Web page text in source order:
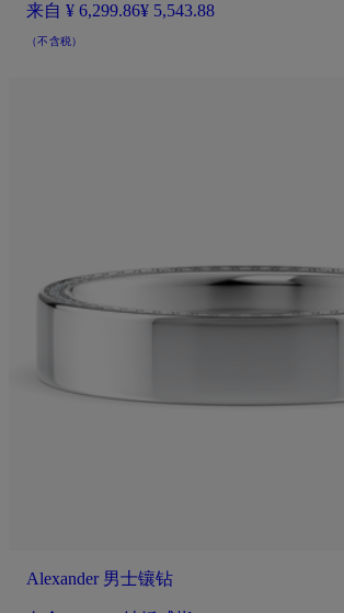
来自 ¥ 6,299.86¥ 5,543.88
（不含税）
Alexander 男士镶钻